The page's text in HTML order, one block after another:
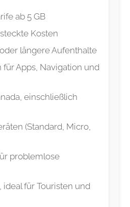
ab 5 GB
Kosten
längere Aufenthalte
Apps, Navigation und
einschließlich
(Standard, Micro,
problemlose
ideal für Touristen und